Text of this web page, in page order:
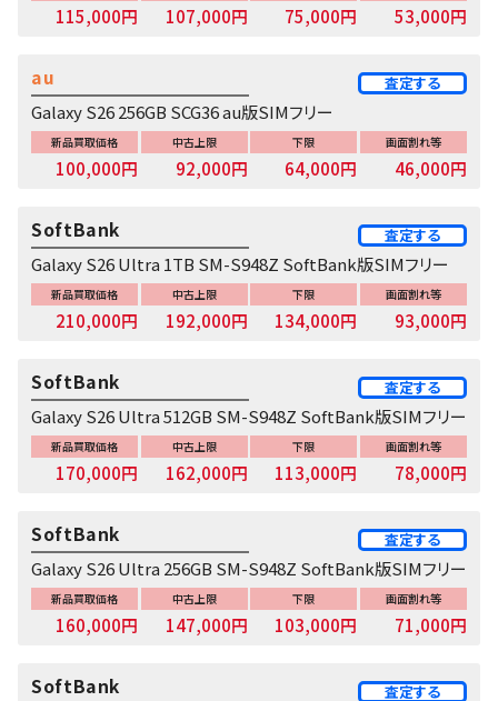
115,000円 107,000円 75,000円 53,000円
Galaxy S26 256GB SCG36 au版SIMフリー
au 査定する
新品買取価格
100,000円
中古上限
92,000円
下限
64,000円
画面割れ等
46,000円
Galaxy S26 Ultra 1TB SM-S948Z SoftBank版SIMフリー
SoftBank 査定する
新品買取価格
210,000円
中古上限
192,000円
下限
134,000円
画面割れ等
93,000円
Galaxy S26 Ultra 512GB SM-S948Z SoftBank版SIMフリー
SoftBank 査定する
新品買取価格
170,000円
中古上限
162,000円
下限
113,000円
画面割れ等
78,000円
Galaxy S26 Ultra 256GB SM-S948Z SoftBank版SIMフリー
SoftBank 査定する
新品買取価格
160,000円
中古上限
147,000円
下限
103,000円
画面割れ等
71,000円
SoftBank 査定する